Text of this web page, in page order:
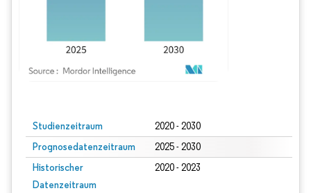
Studienzeitraum 2020 - 2030
Prognosedatenzeitraum 2025 - 2030
Historischer
Datenzeitraum
2020 - 2023